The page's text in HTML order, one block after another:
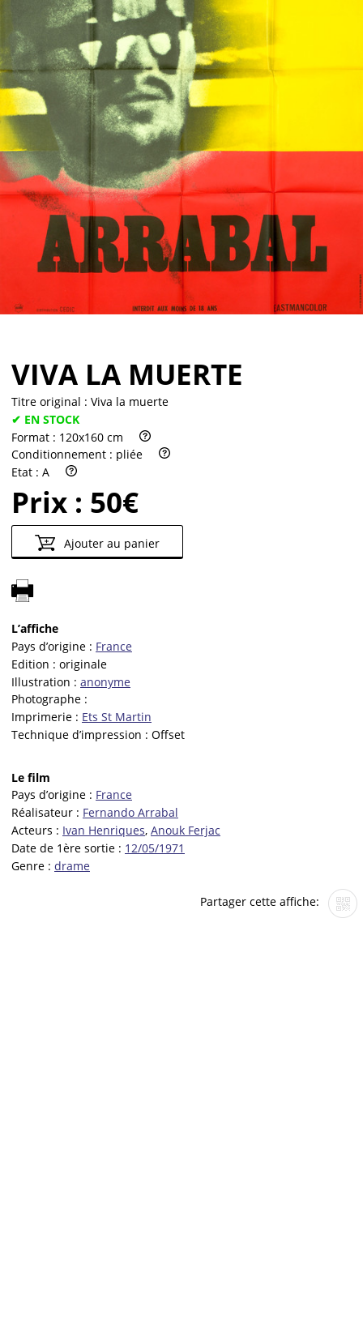
Vendre
VIVA LA MUERTE
Titre original : Viva la muerte
✔ EN STOCK
Format : 120x160 cm
Conditionnement : pliée
Etat : A
Prix : 50€
Ajouter au panier
L’affiche
Pays d’origine : France
Edition : originale
Illustration : anonyme
Photographe :
Imprimerie : Ets St Martin
Technique d’impression : Offset
Le film
Pays d’origine : France
Réalisateur : Fernando Arrabal
Acteurs : Ivan Henriques, Anouk Ferjac
Date de 1ère sortie : 12/05/1971
Genre : drame
Partager cette affiche: